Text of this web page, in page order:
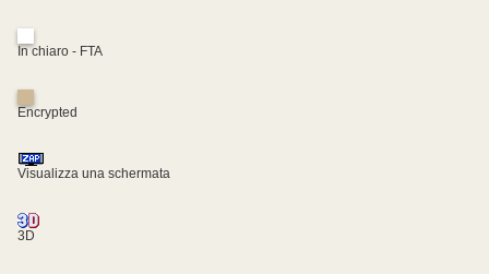
In chiaro - FTA
Encrypted
Visualizza una schermata
3D